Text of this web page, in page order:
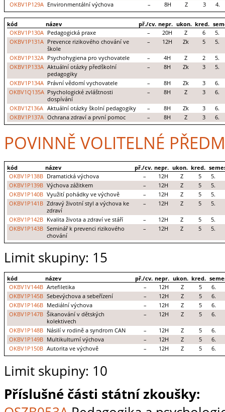
OKBV1P129A Environmentální výchova – 8H Z 3 4.
kód název př./cv. nepr. ukon. kred.
OKBV1P130A
Pedagogická praxe – 20H Z 6
5.
OKBV1P131A
Prevence rizikového chování ve
škole
– 12H Zk 5 5.
OKBV1P132A Psychohygiena pro vychovatele – 4H Z 2
5.
OKBV1P133A Aktuální otázky předškolní
pedagogiky
– 8H Zk 3 5.
OKBV1P134A Právní vědomí vychovatele – 8H Zk 3
6.
OKBV1Q135A Psychologické zvláštnosti
dospívání
– 8H Z 3 6.
OKBV1Z136A Aktuální otázky školní pedagogiky – 8H Zk 3
6.
OKBV1P137A Ochrana zdraví a první pomoc – 8H Z 3 6.
POVINNĚ VOLITELNÉ
kód název př./cv. nepr. ukon. kred.
OKBV1P138B Dramatická výchova – 12H Z 5
5.
OKBV1P139B Výchova zážitkem – 12H Z 5
5.
OKBV1P140B Využití pohádky ve výchově – 12H Z 5
5.
OKBV1P141B Zdravý životní styl a výchova ke
zdraví
– 12H Z 5 5.
OKBV1P142B Kvalita života a zdraví ve stáří – 12H Z 5
5.
OKBV1P143B Seminář k prevenci rizikového
chování
– 12H Z 5 5.
Limit skupiny: 15
kód název př./cv. nepr. ukon. kred.
OKBV1V144B Artefiletika – 12H Z 5
6.
OKBV1P145B Sebevýchova a sebeřízení – 12H Z 5
6.
OKBV1P146B Mediální výchova – 12H Z 5
6.
OKBV1P147B Šikanování v dětských
kolektivech
– 12H Z 5 6.
OKBV1P148B Násilí v rodině a syndrom CAN – 12H Z 5
6.
OKBV1P149B Multikulturní výchova – 12H Z 5
6.
OKBV1P150B Autorita ve výchově – 12H Z 5 6.
Limit skupiny: 10
Příslušné části státní zkoušky: